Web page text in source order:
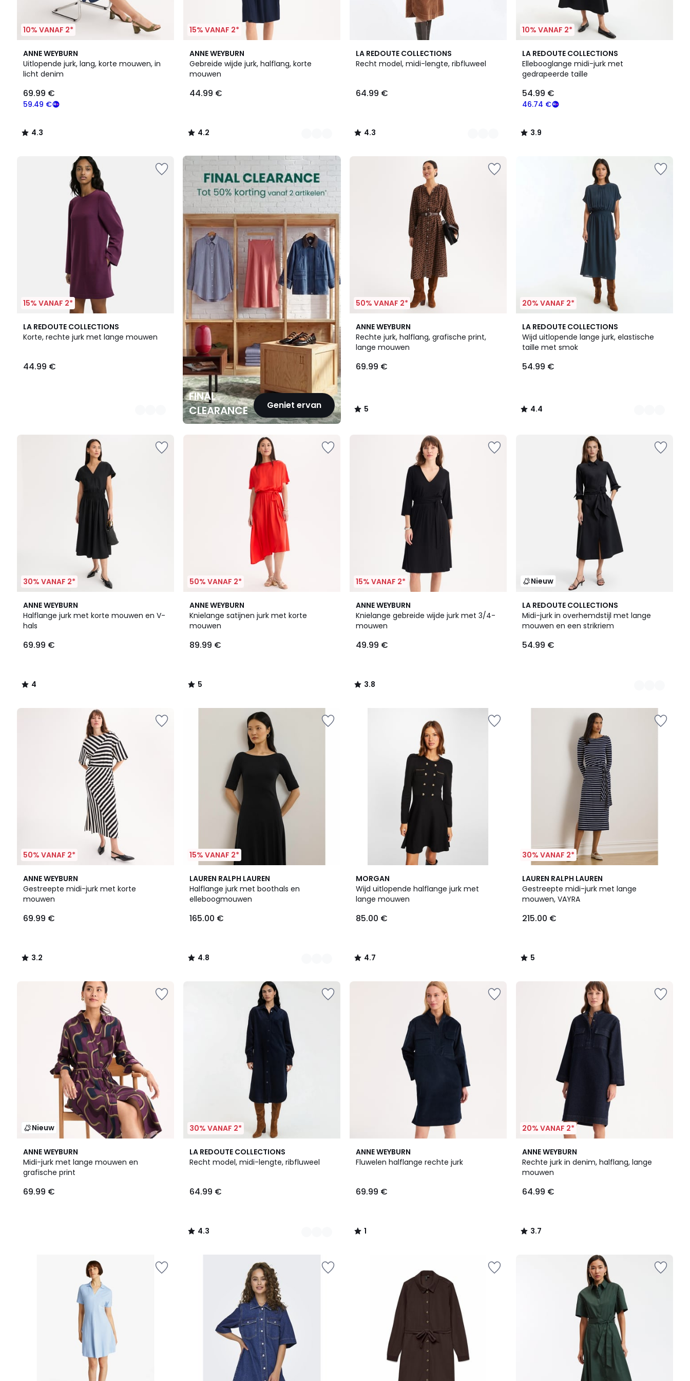
10% VANAF 2*
ANNE WEYBURN
Uitlopende jurk, lang, korte mouwen, in
licht denim
€
Schrijf
voor
59.49 €
69.99 €
4.3
/ 5
4.3
/
15% VANAF 2*
ANNE WEYBURN
Gebreide wijde jurk, halflang, korte
mouwen
44.99 €
4.2
/ 5
2
Kleuren
4.2
/
LA REDOUTE COLLECTIONS
Recht model, midi-lengte, ribfluweel
64.99 €
4.3
/ 5
2
Kleuren
4.3
/
10% VANAF 2*
LA REDOUTE COLLECTIONS
Ellebooglange midi-jurk met
gedrapeerde taille
46.74 €
54.99 €
3.9
/ 5
3.9
/
15% VANAF 2*
LA REDOUTE COLLECTIONS
Korte, rechte jurk met lange mouwen
44.99 €
2
Kleuren
FINAL
CLEARANCE
Geniet ervan
FINAL
CLEARANCE
50% VANAF 2*
ANNE WEYBURN
Rechte jurk, halflang, grafische print,
lange mouwen
69.99 €
5
/
5
5
/
20% VANAF 2*
LA REDOUTE COLLECTIONS
Wijd uitlopende lange jurk, elastische
taille met smok
54.99 €
4.4
/ 5
3
Kleuren
4.4
/
30% VANAF 2*
ANNE WEYBURN
Halflange jurk met korte mouwen en V-
hals
69.99 €
4
/
5
4
/
50% VANAF 2*
ANNE WEYBURN
Knielange satijnen jurk met korte
mouwen
89.99 €
5
/
5
5
/
15% VANAF 2*
ANNE WEYBURN
Knielange gebreide wijde jurk met 3/4-
mouwen
49.99 €
3.8
/ 5
3.8
/
Nieuw
LA REDOUTE COLLECTIONS
Midi-jurk in overhemdstijl met lange
mouwen en een strikriem
54.99 €
2
Kleuren
50% VANAF 2*
ANNE WEYBURN
Gestreepte midi-jurk met korte
mouwen
69.99 €
3.2
/ 5
3.2
/
15% VANAF 2*
LAUREN RALPH LAUREN
Halflange jurk met boothals en
elleboogmouwen
165.00 €
4.8
/ 5
2
Kleuren
4.8
/
MORGAN
Wijd uitlopende halflange jurk met
lange mouwen
85.00 €
4.7
/ 5
4.7
/
30% VANAF 2*
LAUREN RALPH LAUREN
Gestreepte midi-jurk met lange
mouwen, VAYRA
215.00 €
5
/
5
5
/
Nieuw
ANNE WEYBURN
Midi-jurk met lange mouwen en
grafische print
69.99 €
30% VANAF 2*
LA REDOUTE COLLECTIONS
Recht model, midi-lengte, ribfluweel
64.99 €
4.3
/ 5
2
Kleuren
4.3
/
ANNE WEYBURN
Fluwelen halflange rechte jurk
69.99 €
1
/
1
/
20% VANAF 2*
ANNE WEYBURN
Rechte jurk in denim, halflang, lange
mouwen
64.99 €
3.7
/ 5
3.7
/